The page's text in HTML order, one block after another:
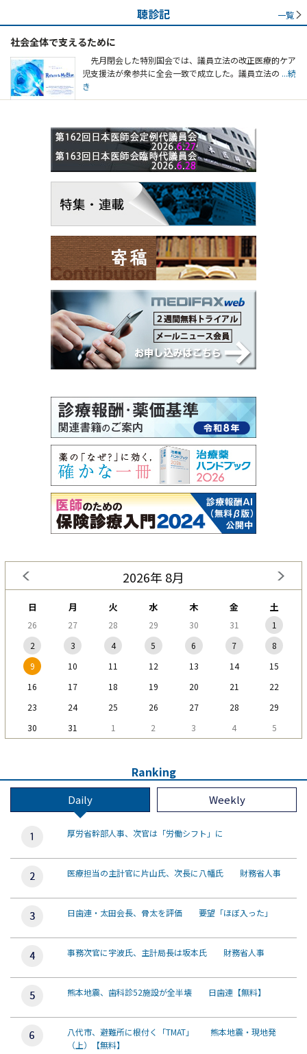
聴診記 一覧
社会全体で支えるために
先月閉会した特別国会では、議員立法の改正医療的ケア
児支援法が衆参共に全会一致で成立した。議員立法の ...続
き
2026年 8月
日 月 火 水 木 金 土
26 27 28 29 30 31
1
2
3 4 5 6 7
8
9
10 11 12 13 14
15
16
17 18 19 20 21
22
23
24 25 26 27 28
29
30
31 1 2 3 4 5
Ranking
Daily Weekly
厚労省幹部人事、次官は「労働シフト」に
医療担当の主計官に片山氏、次長に八幡氏 財務省人事
日歯連・太田会長、骨太を評価 要望「ほぼ入った」
事務次官に宇波氏、主計局長は坂本氏 財務省人事
熊本地震、歯科診52施設が全半壊 日歯連【無料】
八代市、避難所に根付く「TMAT」 熊本地震・現地発
（上）【無料】